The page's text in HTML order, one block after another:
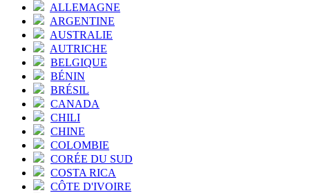
ALLEMAGNE
ARGENTINE
AUSTRALIE
AUTRICHE
BELGIQUE
BÉNIN
BRÉSIL
CANADA
CHILI
CHINE
COLOMBIE
CORÉE DU SUD
COSTA RICA
CÔTE D'IVOIRE